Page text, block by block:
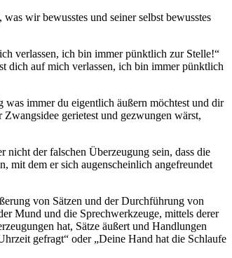
wir bewusstes und seiner selbst bewusstes
verlassen, ich bin immer pünktlich zur Stelle!“
dich auf mich verlassen, ich bin immer pünktlich
immer du eigentlich äußern möchtest und dir
gerietest und gezwungen wärst,
der falschen Überzeugung sein, dass die
mit dem er sich augenscheinlich angefreundet
von Sätzen und der Durchführung von
Mund und die Sprechwerkzeuge, mittels derer
hat, Sätze äußert und Handlungen
gefragt“ oder „Deine Hand hat die Schlaufe